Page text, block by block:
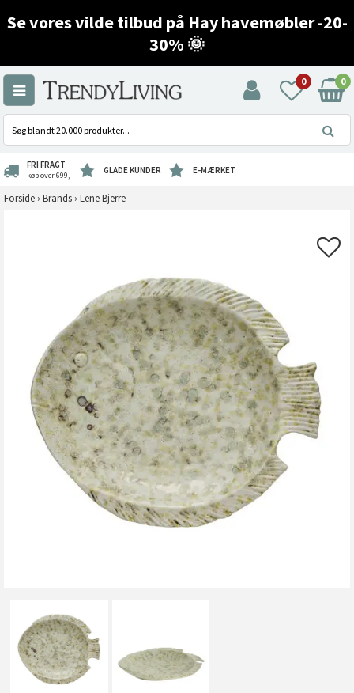
Se vores vilde tilbud på Hay havemøbler -20-
30% 🌞
0 0
FRI FRAGT
køb over 699,- GLADE KUNDER E-MÆRKET
Forside › Brands › Lene Bjerre